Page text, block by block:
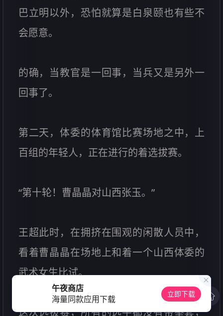
巴立明以外，恐怕就算是白泉颐也有些不
会愿意。
的确，当教官是一回事，当兵又是另外一
回事了。
第二天，体委的体育馆比赛场地之中，上
百组的年轻人，正在进行的着选拔赛。
“第十轮！曹晶晶对山西张玉。”
王超此时，在拥挤在围观的闲散人员中，
看着曹晶晶在场地上和着一个山西体委的
武术女生比试。
这次选拔赛，所有的选手都没有带拳套，
午夜商店
海量同款应用下载
立即下载